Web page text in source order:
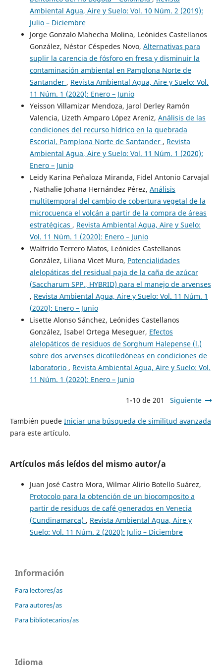
Ambiental Agua, Aire y Suelo: Vol. 10 Núm. 2 (2019):
Julio – Diciembre
Jorge Gonzalo Mahecha Molina, Leónides Castellanos
González, Néstor Céspedes Novo, Alternativas para
suplir la carencia de fósforo en fresa y disminuir la
contaminación ambiental en Pamplona Norte de
Santander , Revista Ambiental Agua, Aire y Suelo: Vol.
11 Núm. 1 (2020): Enero – Junio
Yeisson Villamizar Mendoza, Jarol Derley Ramón
Valencia, Lizeth Amparo López Areniz, Análisis de las
condiciones del recurso hídrico en la quebrada
Escorial, Pamplona Norte de Santander , Revista
Ambiental Agua, Aire y Suelo: Vol. 11 Núm. 1 (2020):
Enero – Junio
Leidy Karina Peñaloza Miranda, Fidel Antonio Carvajal
, Nathalie Johana Hernández Pérez, Análisis
multitemporal del cambio de cobertura vegetal de la
microcuenca el volcán a partir de la compra de áreas
estratégicas , Revista Ambiental Agua, Aire y Suelo:
Vol. 11 Núm. 1 (2020): Enero – Junio
Walfrido Terrero Matos, Leónides Castellanos
González, Liliana Vicet Muro, Potencialidades
alelopáticas del residual paja de la caña de azúcar
(Saccharum SPP., HYBRID) para el manejo de arvenses
, Revista Ambiental Agua, Aire y Suelo: Vol. 11 Núm. 1
(2020): Enero – Junio
Lisette Alonso Sánchez, Leónides Castellanos
González, Isabel Ortega Meseguer, Efectos
alelopáticos de residuos de Sorghum Halepense (l.)
sobre dos arvenses dicotiledóneas en condiciones de
laboratorio , Revista Ambiental Agua, Aire y Suelo: Vol.
11 Núm. 1 (2020): Enero – Junio
1-10 de 201 Siguiente
También puede Iniciar una búsqueda de similitud avanzada
para este artículo.
Artículos más leídos del mismo autor/a
Juan José Castro Mora, Wilmar Alirio Botello Suárez,
Protocolo para la obtención de un biocomposito a
partir de residuos de café generados en Venecia
(Cundinamarca) , Revista Ambiental Agua, Aire y
Suelo: Vol. 11 Núm. 2 (2020): Julio – Diciembre
Información
Para lectores/as
Para autores/as
Para bibliotecarios/as
Idioma